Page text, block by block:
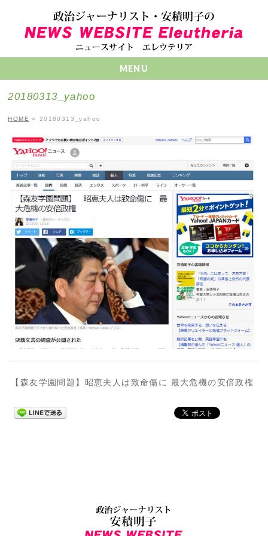
MENU
20180313_yahoo
HOME » 20180313_yahoo
【森友学園問題】昭恵夫人は致命傷に 最大危機の安倍政権